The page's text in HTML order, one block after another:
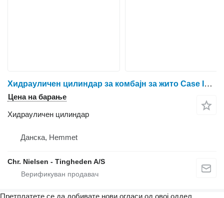
Хидрауличен цилиндар за комбајн за жито Case IH 8010
Цена на барање
Хидрауличен цилиндар
Данска, Hemmet
Chr. Nielsen - Tingheden A/S
Претплатете се да добивате нови огласи од овој оддел